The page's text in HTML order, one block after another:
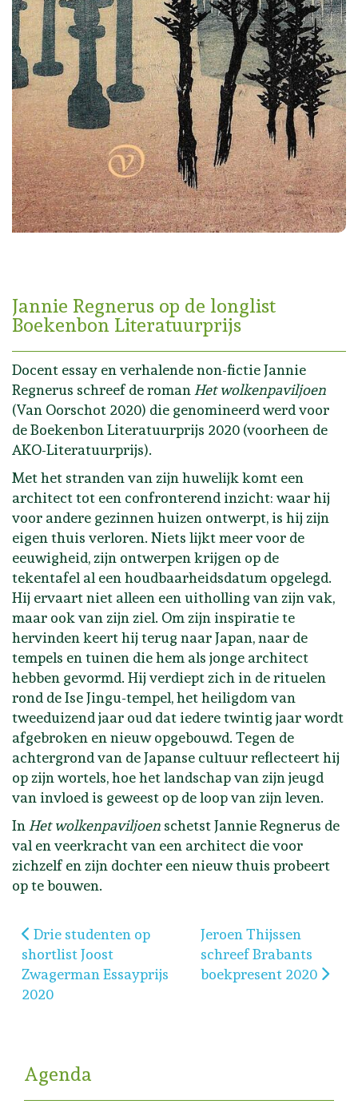
Jannie Regnerus op de longlist
Boekenbon Literatuurprijs
Docent essay en verhalende non-fictie Jannie
Regnerus schreef de roman Het wolkenpaviljoen
(Van Oorschot 2020) die genomineerd werd voor
de Boekenbon Literatuurprijs 2020 (voorheen de
AKO-Literatuurprijs).
Met het stranden van zijn huwelijk komt een
architect tot een confronterend inzicht: waar hij
voor andere gezinnen huizen ontwerpt, is hij zijn
eigen thuis verloren. Niets lijkt meer voor de
eeuwigheid, zijn ontwerpen krijgen op de
tekentafel al een houdbaarheidsdatum opgelegd.
Hij ervaart niet alleen een uitholling van zijn vak,
maar ook van zijn ziel. Om zijn inspiratie te
hervinden keert hij terug naar Japan, naar de
tempels en tuinen die hem als jonge architect
hebben gevormd. Hij verdiept zich in de rituelen
rond de Ise Jingu-tempel, het heiligdom van
tweeduizend jaar oud dat iedere twintig jaar wordt
afgebroken en nieuw opgebouwd. Tegen de
achtergrond van de Japanse cultuur reflecteert hij
op zijn wortels, hoe het landschap van zijn jeugd
van invloed is geweest op de loop van zijn leven.
In Het wolkenpaviljoen schetst Jannie Regnerus de
val en veerkracht van een architect die voor
zichzelf en zijn dochter een nieuw thuis probeert
op te bouwen.
Vorig artikel: Drie studenten op shortlist Joost
Drie studenten op
shortlist Joost
Zwagerman Essayprijs
2020
Volgende artikel:
Jeroen Thijssen
schreef Brabants
boekpresent 2020
Agenda